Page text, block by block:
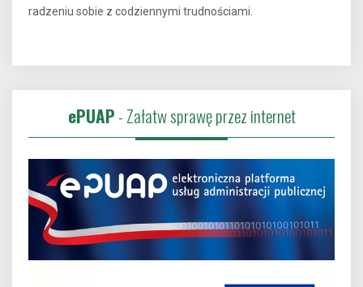
radzeniu sobie z codziennymi trudnościami.
ePUAP- Załatw sprawę przez internet